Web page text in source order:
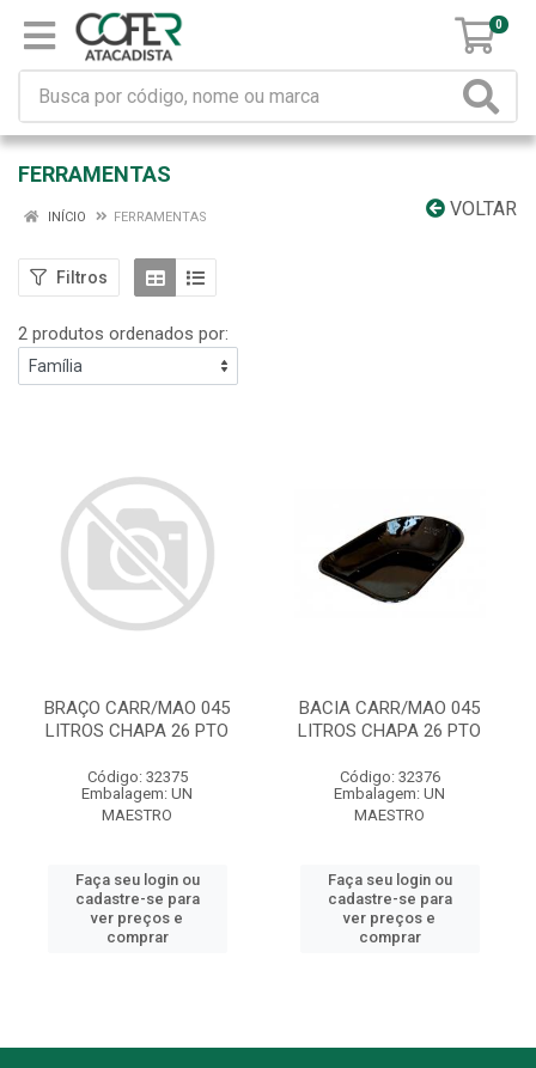
0
FERRAMENTAS
VOLTAR
INÍCIO FERRAMENTAS
Filtros
2 produtos ordenados por:
BRAÇO CARR/MAO 045
LITROS CHAPA 26 PTO
Código: 32375
Embalagem: UN
MAESTRO
Faça seu login ou
cadastre-se para
ver preços e
comprar
BACIA CARR/MAO 045
LITROS CHAPA 26 PTO
Código: 32376
Embalagem: UN
MAESTRO
Faça seu login ou
cadastre-se para
ver preços e
comprar